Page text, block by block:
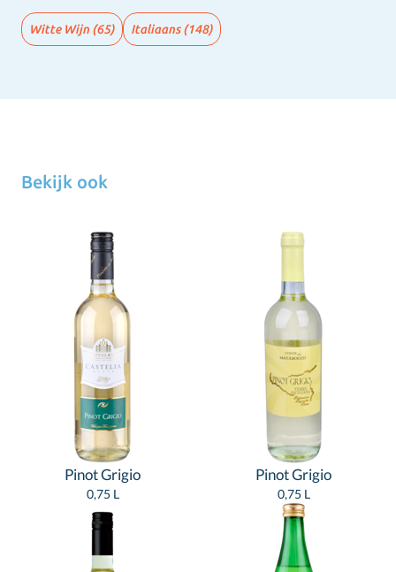
Witte Wijn (65) Italiaans(148)
Bekijk ook
Pinot Grigio
0,75 L
Pinot Grigio
0,75 L